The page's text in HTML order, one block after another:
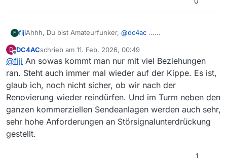
F fijiAhhh, Du bist Amateurfunker, @dc4ac ...
angeschrieben und angefragt wie teuer es war die Relais-
Station auf dem Olympiaturm zu betreiben.
Aus beruflichen Gründen, aber auch wegen Meshtastic...
D
Offline
DC4ACschrieb am 11. Feb. 2026, 00:49
zuletzt editiert von
@fiji An sowas kommt man nur mit viel Beziehungen
ran. Steht auch immer mal wieder auf der Kippe. Es ist,
glaub ich, noch nicht sicher, ob wir nach der
Renovierung wieder reindürfen. Und im Turm neben den
ganzen kommerziellen Sendeanlagen werden auch sehr,
sehr hohe Anforderungen an Störsignalunterdrückung
gestellt.
1